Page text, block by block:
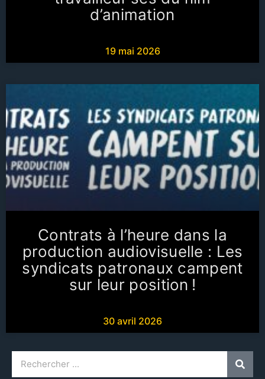
d’animation
19 mai 2026
Contrats à l’heure dans la
production audiovisuelle : Les
syndicats patronaux campent
sur leur position !
30 avril 2026